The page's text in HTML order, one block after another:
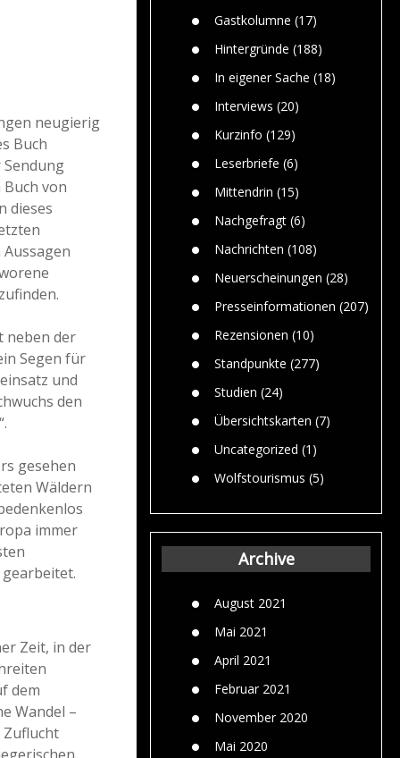
Jim
Warum
Gastkolumne (17)
Hintergründe (188)
In eigener Sache (18)
Interviews (20)
Kurzinfo (129)
Leserbriefe (6)
Mittendrin (15)
Nachgefragt (6)
Nachrichten (108)
Neuerscheinungen (28)
Presseinformationen (207)
Rezensionen (10)
Standpunkte (277)
Studien (24)
Übersichtskarten (7)
Uncategorized (1)
Wolfstourismus (5)
Archive
August 2021
Mai 2021
April 2021
Februar 2021
November 2020
Mai 2020
neugierig
Buch
von
dieses
neben der
Segen für
und
den
gesehen
Wäldern
immer
Zeit, in der
dem
Wandel –
Zuflucht